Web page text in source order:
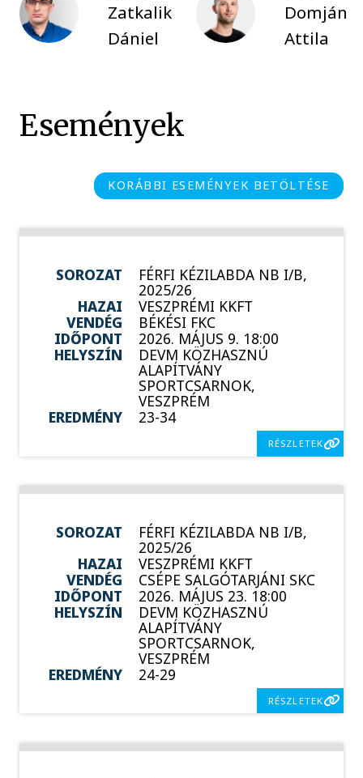
Zatkalik
Dániel
Domján
Attila
Események
KORÁBBI ESEMÉNYEK BETÖLTÉSE
SOROZAT FÉRFI KÉZILABDA NB I/B,
2025/26
HAZAI
VESZPRÉMI KKFT
VENDÉG
BÉKÉSI FKC
IDŐPONT
2026. MÁJUS 9. 18:00
HELYSZÍN
DEVM KÖZHASZNÚ
ALAPÍTVÁNY
SPORTCSARNOK,
VESZPRÉM
EREDMÉNY
23-34
RÉSZLETEK
SOROZAT FÉRFI KÉZILABDA NB I/B,
2025/26
HAZAI
VESZPRÉMI KKFT
VENDÉG
CSÉPE SALGÓTARJÁNI SKC
IDŐPONT
2026. MÁJUS 23. 18:00
HELYSZÍN
DEVM KÖZHASZNÚ
ALAPÍTVÁNY
SPORTCSARNOK,
VESZPRÉM
EREDMÉNY
24-29
RÉSZLETEK